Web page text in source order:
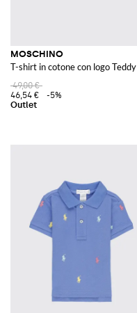
MOSCHINO
T-shirt in cotone con logo Teddy
49,00 €
46,54 €
-5%